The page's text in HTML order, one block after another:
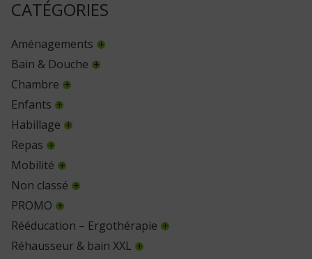
CATÉGORIES
Aménagements
Bain & Douche
Chambre
Enfants
Habillage
Repas
Mobilité
Non classé
PROMO
Rééducation – Ergothérapie
Réhausseur & bain XXL